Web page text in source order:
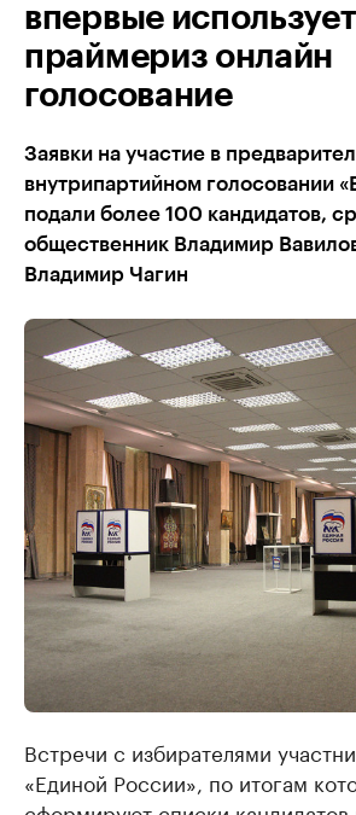
впервые
праймериз онлайн
голосование
Заявки на участие в
внутрипартийном голосовании
подали более 100 кандидатов,
общественник Владимир
Владимир Чагин
Встречи с избирателями
«Единой России», по итогам